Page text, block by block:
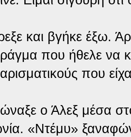
και βγήκε έξω.
που ήθελε να
που
ο Άλεξ μέσα
«Ντέμυ»